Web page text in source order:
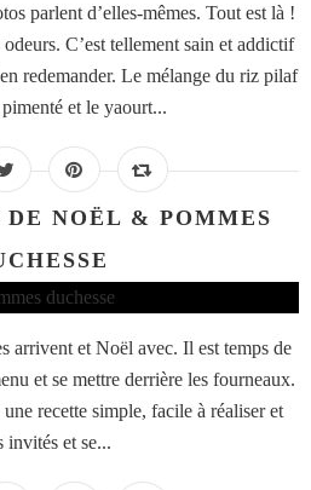
parlent d’elles-mêmes. Tout est là !
C’est tellement sain et addictif
redemander. Le mélange du riz pilaf
et le yaourt...
NOËL & POMMES
arrivent et Noël avec. Il est temps de
et se mettre derrière les fourneaux.
recette simple, facile à réaliser et
invités et se...